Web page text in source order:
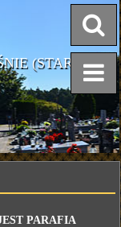
(STARY)
PARAFIA